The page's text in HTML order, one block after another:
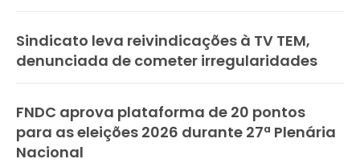
Sindicato leva reivindicações à TV TEM,
denunciada de cometer irregularidades
FNDC aprova plataforma de 20 pontos
para as eleições 2026 durante 27ª Plenária
Nacional